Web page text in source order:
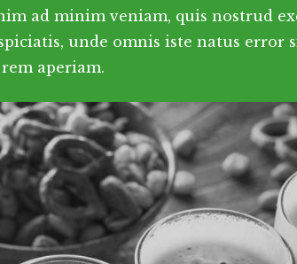
ad minim veniam, quis nostrud
unde omnis iste natus error
aperiam.